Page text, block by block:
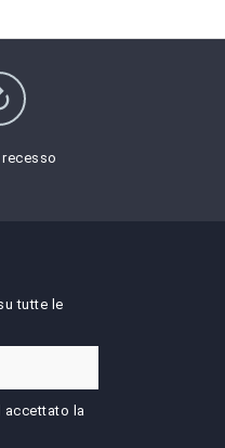
tutte le
accettato la